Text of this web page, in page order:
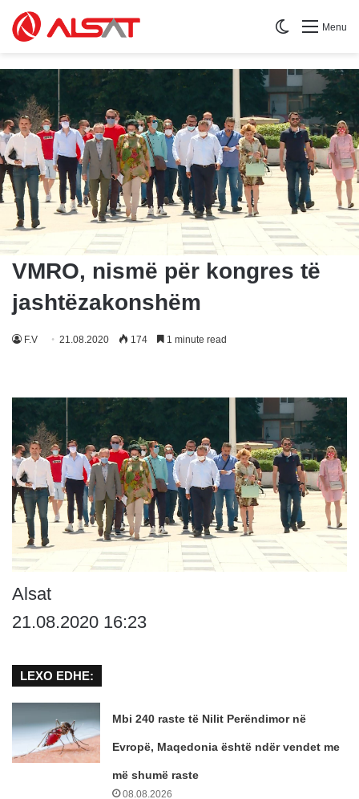
Menu
Switch skin
VMRO, nismë për kongres të
jashtëzakonshëm
F.V 21.08.2020 174 1 minute read
Alsat
21.08.2020 16:23
LEXO EDHE:
Mbi 240 raste të Nilit Perëndimor në
Evropë, Maqedonia është ndër vendet me
më shumë raste
08.08.2026